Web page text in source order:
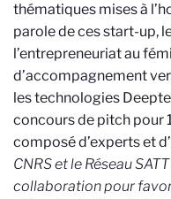
thématiques mises à
parole de ces start-up,
l’entrepreneuriat au
d’accompagnement
les technologies
concours de pitch pour
composé d’experts et
CNRS et le Réseau
collaboration pour